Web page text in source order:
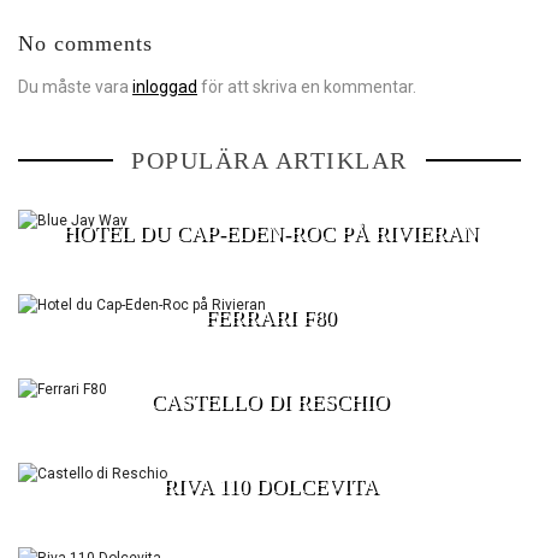
No comments
Du måste vara inloggad för att skriva en kommentar.
POPULÄRA ARTIKLAR
BLUE JAY WAY
HOTEL DU CAP-EDEN-ROC PÅ RIVIERAN
FERRARI F80
CASTELLO DI RESCHIO
RIVA 110 DOLCEVITA